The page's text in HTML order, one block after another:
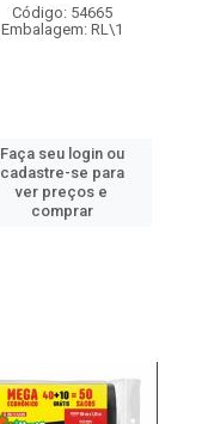
Código: 54665
Embalagem: RL\1
Faça seu login ou
cadastre-se para
ver preços e
comprar